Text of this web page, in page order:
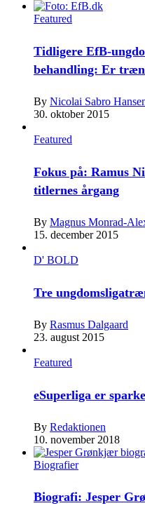
Featured
Tidligere EfB-
behandling: Er
By Nicolai Sabro
30. oktober 2015
Featured
Fokus på: Ramus
titlernes årgang
By Magnus Monrad-
15. december 2015
D' BOLD
Tre
By Rasmus Dalgaard
23. august 2015
Featured
eSuperliga er
By Redaktionen
10. november 2018
Biografier
Biografi: Jesper